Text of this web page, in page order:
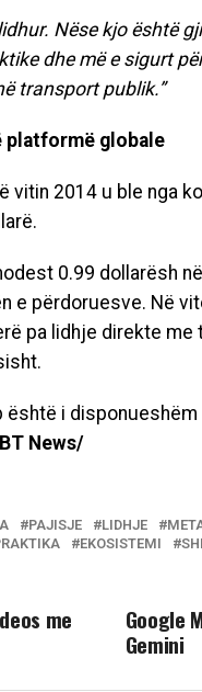
Nëse kjo është
dhe më e sigurt
transport publik.”
platformë globale
vitin 2014 u ble nga
0.99 dollarësh
e përdoruesve. Në
pa lidhje direkte
është i
News/
PAJISJE LIDHJE
EKOSISTEMI
Google
Gemini
me